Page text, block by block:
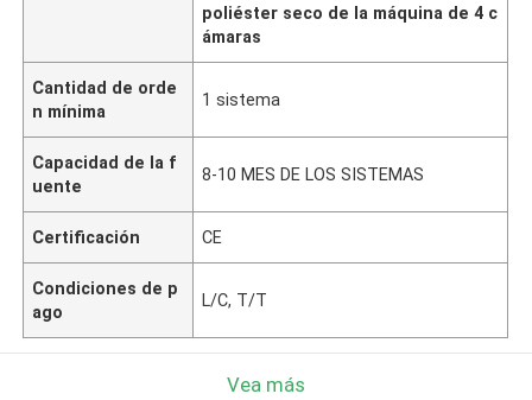
poliéster seco de la máquina de 4 c
ámaras
Cantidad de orde
n mínima
1 sistema
Capacidad de la f
uente
8-10 MES DE LOS SISTEMAS
Certificación CE
Condiciones de p
ago
L/C, T/T
Vea más